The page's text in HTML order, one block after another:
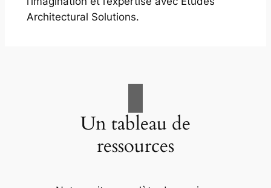
Architectural Solutions.
Un tableau de
ressources